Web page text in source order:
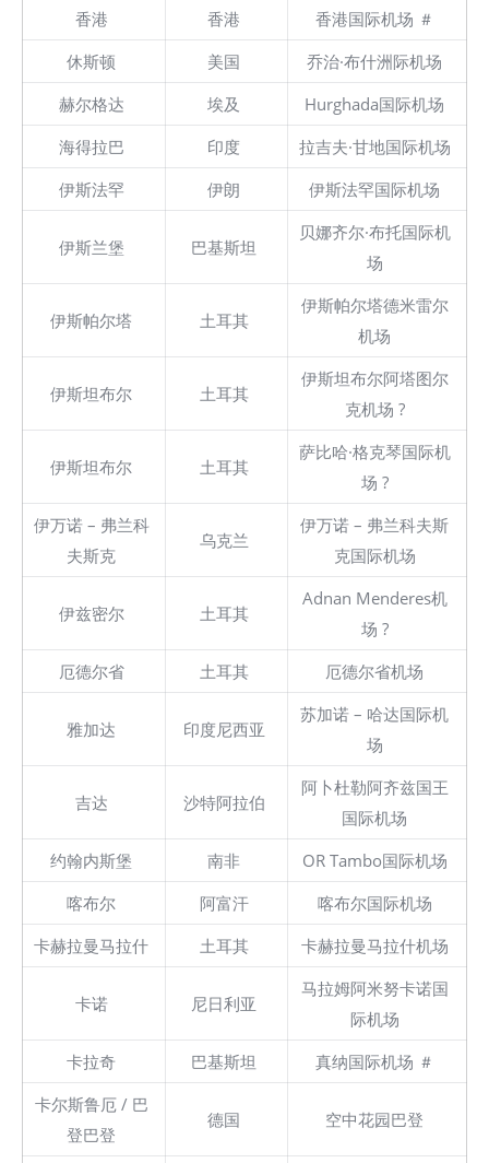
香港
香港
香港国际机场 ＃
休斯顿
美国
乔治·布什洲际机场
赫尔格达
埃及
Hurghada国际机场
海得拉巴
印度
拉吉夫·甘地国际机场
伊斯法罕
伊朗 伊斯法罕国际机场
伊斯兰堡 巴基斯坦
贝娜齐尔·布托国际机
场
伊斯帕尔塔 土耳其
伊斯帕尔塔德米雷尔
机场
伊斯坦布尔 土耳其
伊斯坦布尔阿塔图尔
克机场 ?
伊斯坦布尔 土耳其
萨比哈·格克琴国际机
场 ?
伊万诺 – 弗兰科
夫斯克
乌克兰
伊万诺 – 弗兰科夫斯
克国际机场
伊兹密尔 土耳其
Adnan Menderes机
场 ?
厄德尔省
土耳其 厄德尔省机场
雅加达 印度尼西亚
苏加诺 – 哈达国际机
场
吉达 沙特阿拉伯
阿卜杜勒阿齐兹国王
国际机场
约翰内斯堡
南非
OR Tambo国际机场
喀布尔
阿富汗
喀布尔国际机场
卡赫拉曼马拉什
土耳其 卡赫拉曼马拉什机场
卡诺 尼日利亚
马拉姆阿米努卡诺国
际机场
卡拉奇
巴基斯坦
真纳国际机场 ＃
卡尔斯鲁厄 / 巴
登巴登
德国 空中花园巴登